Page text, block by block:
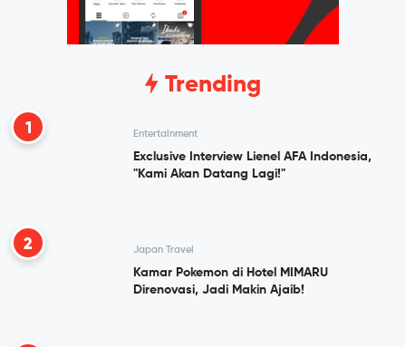
Trending
1 Entertainment
Exclusive Interview Lienel AFA Indonesia,
"Kami Akan Datang Lagi!"
2 Japan Travel
Kamar Pokemon di Hotel MIMARU
Direnovasi, Jadi Makin Ajaib!